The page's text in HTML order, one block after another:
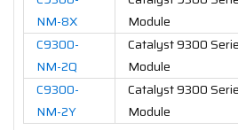
NM-8X
Module
C9300-
NM-2Q
Catalyst 9300
Module
C9300-
NM-2Y
Catalyst 9300
Module